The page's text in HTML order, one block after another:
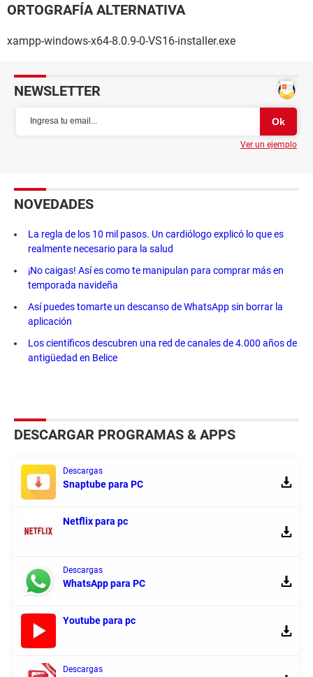
ORTOGRAFÍA ALTERNATIVA
xampp-windows-x64-8.0.9-0-VS16-installer.exe
NEWSLETTER
Ver un ejemplo
NOVEDADES
La regla de los 10 mil pasos. Un cardiólogo explicó lo que es
realmente necesario para la salud
¡No caigas! Así es como te manipulan para comprar más en
temporada navideña
Así puedes tomarte un descanso de WhatsApp sin borrar la
aplicación
Los científicos descubren una red de canales de 4.000 años de
antigüedad en Belice
DESCARGAR PROGRAMAS & APPS
Descargas
Snaptube para PC
Netflix para pc
Descargas
WhatsApp para PC
Youtube para pc
Descargas